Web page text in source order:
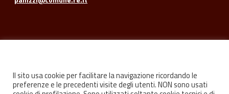
Il sito usa cookie per facilitare la navigazione ricordando le
preferenze e le precedenti visite degli utenti. NON sono usati